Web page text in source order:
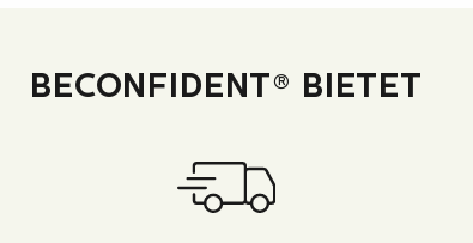
BECONFIDENT® BIETET